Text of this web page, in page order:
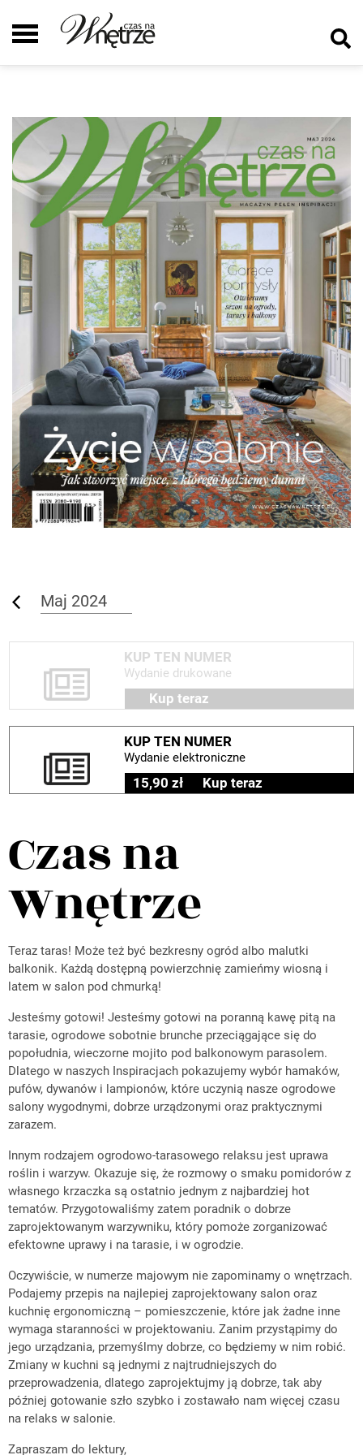
Maj 2024
KUP TEN NUMER
Wydanie drukowane
Kup teraz
KUP TEN NUMER
Wydanie elektroniczne
15,90 zł Kup teraz
Czas na
Wnętrze
Teraz taras! Może też być bezkresny ogród albo malutki
balkonik. Każdą dostępną powierzchnię zamieńmy wiosną i
latem w salon pod chmurką!
Jesteśmy gotowi! Jesteśmy gotowi na poranną kawę pitą na
tarasie, ogrodowe sobotnie brunche przeciągające się do
popołudnia, wieczorne mojito pod balkonowym parasolem.
Dlatego w naszych Inspiracjach pokazujemy wybór hamaków,
pufów, dywanów i lampionów, które uczynią nasze ogrodowe
salony wygodnymi, dobrze urządzonymi oraz praktycznymi
zarazem.
Innym rodzajem ogrodowo-tarasowego relaksu jest uprawa
roślin i warzyw. Okazuje się, że rozmowy o smaku pomidorów z
własnego krzaczka są ostatnio jednym z najbardziej hot
tematów. Przygotowaliśmy zatem poradnik o dobrze
zaprojektowanym warzywniku, który pomoże zorganizować
efektowne uprawy i na tarasie, i w ogrodzie.
Oczywiście, w numerze majowym nie zapominamy o wnętrzach.
Podajemy przepis na najlepiej zaprojektowany salon oraz
kuchnię ergonomiczną – pomieszczenie, które jak żadne inne
wymaga staranności w projektowaniu. Zanim przystąpimy do
jego urządzania, przemyślmy dobrze, co będziemy w nim robić.
Zmiany w kuchni są jednymi z najtrudniejszych do
przeprowadzenia, dlatego zaprojektujmy ją dobrze, tak aby
później gotowanie szło szybko i zostawało nam więcej czasu
na relaks w salonie.
Zapraszam do lektury,